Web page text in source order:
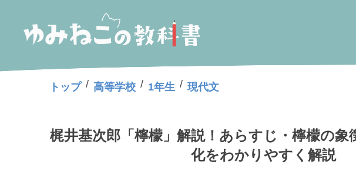
トップ / 高等学校 / 1年生 / 現代文
梶井基次郎「檸檬」解説！あらすじ・檸檬の象
化をわかりやすく解説